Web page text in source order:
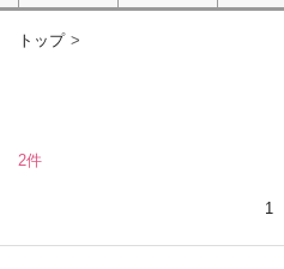
トップ
2件
1